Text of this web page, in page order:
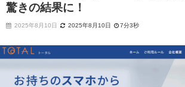
驚きの結果に！
2025年8月10日 2025年8月10日 7分3秒